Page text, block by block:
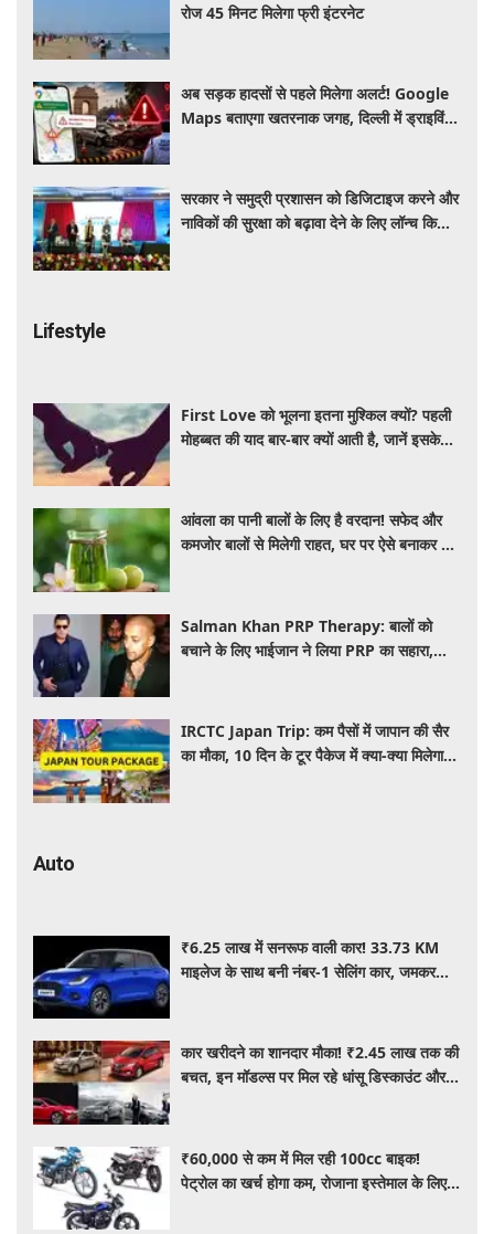
रोज 45 मिनट मिलेगा फ्री इंटरनेट
अब सड़क हादसों से पहले मिलेगा अलर्ट! Google
Maps बताएगा खतरनाक जगह, दिल्ली में ड्राइविंग
सरकार ने समुद्री प्रशासन को डिजिटाइज करने और
नाविकों की सुरक्षा को बढ़ावा देने के लिए लॉन्च किया
Lifestyle
First Love को भूलना इतना मुश्किल क्यों? पहली
मोहब्बत की याद बार-बार क्यों आती है, जानें इसके
आंवला का पानी बालों के लिए है वरदान! सफेद और
कमजोर बालों से मिलेगी राहत, घर पर ऐसे बनाकर करें
Salman Khan PRP Therapy: बालों को
बचाने के लिए भाईजान ने लिया PRP का सहारा,
IRCTC Japan Trip: कम पैसों में जापान की सैर
का मौका, 10 दिन के टूर पैकेज में क्या-क्या मिलेगा?
Auto
₹6.25 लाख में सनरूफ वाली कार! 33.73 KM
माइलेज के साथ बनी नंबर-1 सेलिंग कार, जमकर
कार खरीदने का शानदार मौका! ₹2.45 लाख तक की
बचत, इन मॉडल्स पर मिल रहे धांसू डिस्काउंट और
₹60,000 से कम में मिल रही 100cc बाइक!
पेट्रोल का खर्च होगा कम, रोजाना इस्तेमाल के लिए है